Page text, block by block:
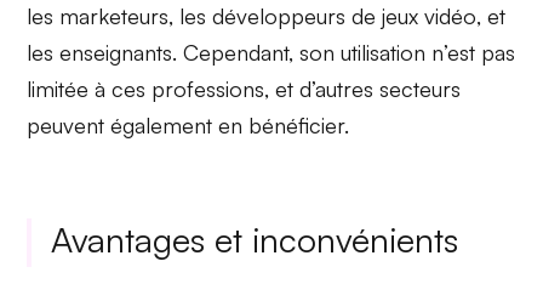
les marketeurs, lesdéveloppeurs de jeux vidéo, et
lesenseignants. Cependant, son utilisation n’est pas
limitée à ces professions, et d’autres secteurs
peuvent également en bénéficier.
Avantages et inconvénients